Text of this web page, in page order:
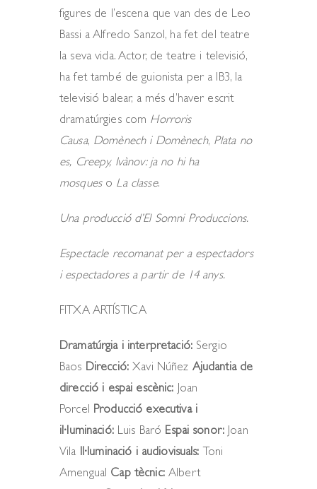
figures de l’escena que van des de Leo
Bassi a Alfredo Sanzol, ha fet del teatre
la seva vida. Actor, de teatre i televisió,
ha fet també de guionista per a IB3, la
televisió balear, a més d’haver escrit
dramatúrgies com Horroris
Causa, Domènech i Domènech, Plata no
es, Creepy, Ivànov: ja no hi ha
mosqueso La classe.
Una producció d’El Somni Produccions.
Espectacle recomanat per a espectadors
i espectadores a partir de 14 anys.
FITXA ARTÍSTICA
Dramatúrgia i interpretació:Sergio
Baos Direcció:Xavi Núñez Ajudantia de
direcció i espai escènic: Joan
Porcel Producció executiva i
il·luminació:Luis Baró Espai sonor: Joan
Vila Il·luminació i audiovisuals: Toni
Amengual Cap tècnic:Albert